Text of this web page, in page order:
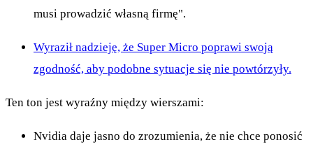
musi prowadzić własną firmę".
Wyraził nadzieję, że Super Micro poprawi swoją
zgodność, aby podobne sytuacje się nie powtórzyły.
Ten ton jest wyraźny między wierszami:
Nvidia daje jasno do zrozumienia, że nie chce ponosić